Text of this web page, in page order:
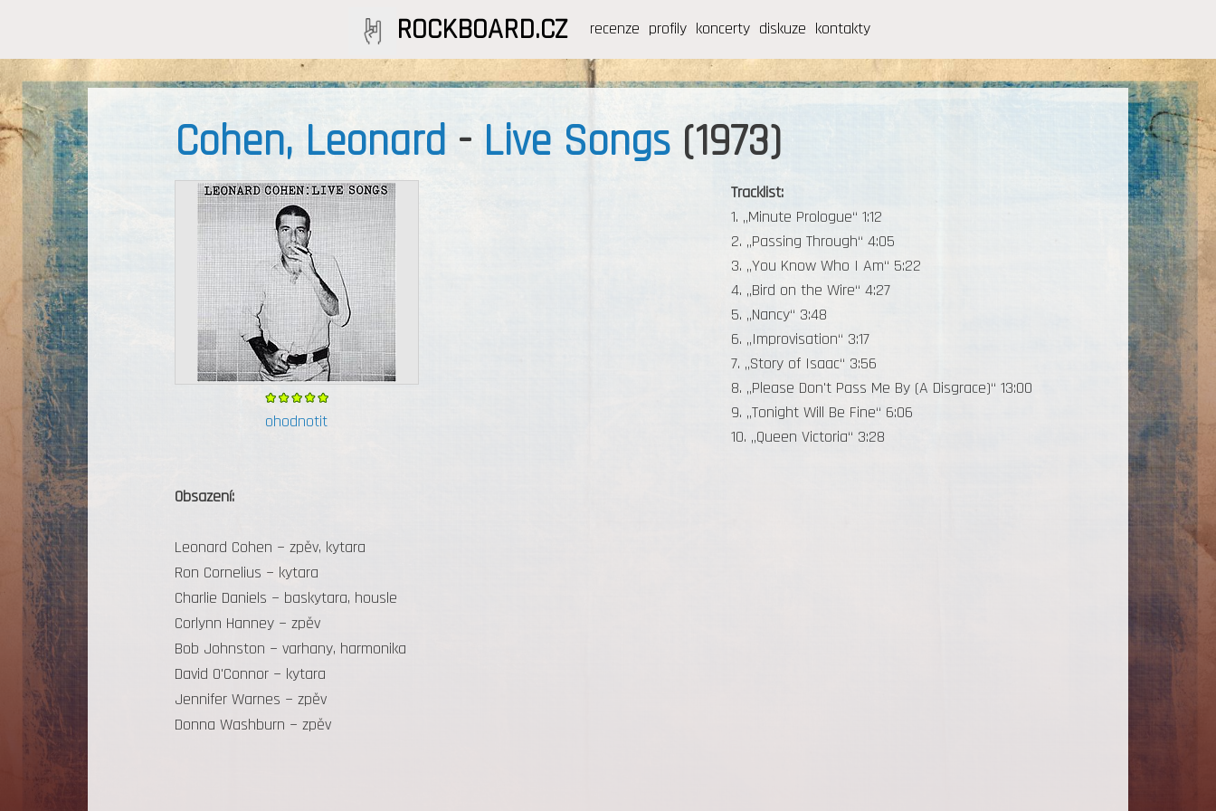
ROCKBOARD.CZ recenze profily koncerty diskuze kontakty
Cohen, Leonard - Live Songs(1973)
ohodnotit
Tracklist:
1. „Minute Prologue“ 1:12
2. „Passing Through“ 4:05
3. „You Know Who I Am“ 5:22
4. „Bird on the Wire“ 4:27
5. „Nancy“ 3:48
6. „Improvisation“ 3:17
7. „Story of Isaac“ 3:56
8. „Please Don't Pass Me By (A Disgrace)“ 13:00
9. „Tonight Will Be Fine“ 6:06
10. „Queen Victoria“ 3:28
Obsazení:
Leonard Cohen − zpěv, kytara
Ron Cornelius − kytara
Charlie Daniels − baskytara, housle
Corlynn Hanney − zpěv
Bob Johnston − varhany, harmonika
David O'Connor − kytara
Jennifer Warnes − zpěv
Donna Washburn − zpěv